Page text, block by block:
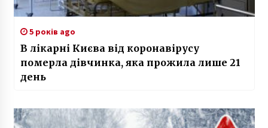
5 років ago
В лікарні Києва від коронавірусу
померла дівчинка, яка прожила лише 21
день